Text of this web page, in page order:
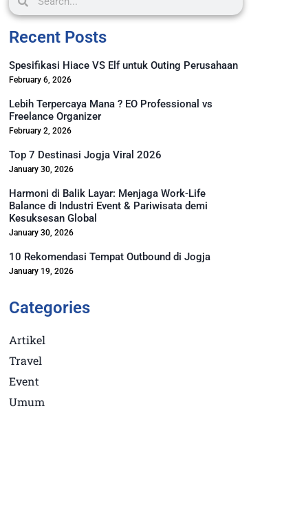
Recent Posts
Spesifikasi Hiace VS Elf untuk Outing Perusahaan
February 6, 2026
Lebih Terpercaya Mana ? EO Professional vs
Freelance Organizer
February 2, 2026
Top 7 Destinasi Jogja Viral 2026
January 30, 2026
Harmoni di Balik Layar: Menjaga Work-Life
Balance di Industri Event & Pariwisata demi
Kesuksesan Global
January 30, 2026
10 Rekomendasi Tempat Outbound di Jogja
January 19, 2026
Categories
Artikel
Travel
Event
Umum